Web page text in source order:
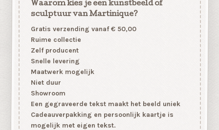
Waarom kies je een kunstbeeld of
sculptuur van Martinique?
Gratis verzending vanaf € 50,00
Ruime collectie
Zelf producent
Snelle levering
Maatwerk mogelijk
Niet duur
Showroom
Een gegraveerde tekst maakt het beeld uniek
Cadeauverpakking en persoonlijk kaartje is
mogelijk met eigen tekst.